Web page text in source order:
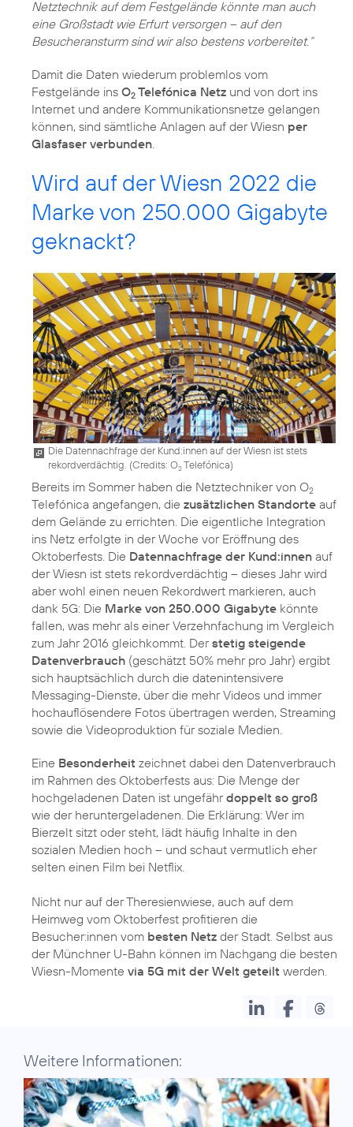
Netztechnik auf dem Festgelände könnte man auch
eine Großstadt wie Erfurt versorgen – auf den
Besucheransturm sind wir also bestens vorbereitet.“
Damit die Daten wiederum problemlos vom
Festgelände ins O2 Telefónica Netz und von dort ins
Internet und andere Kommunikationsnetze gelangen
können, sind sämtliche Anlagen auf der Wiesn per
Glasfaser verbunden
Wird auf der Wiesn 2022 die
Marke von 250.000 Gigabyte
geknackt?
Die Datennachfrage der Kund:innen auf der Wiesn ist stets
rekordverdächtig. (Credits: O2Telefónica)
Bereits im Sommer haben die Netztechniker von O2
Telefónica angefangen, die zusätzlichen Standorte auf
dem Gelände zu errichten. Die eigentliche Integration
ins Netz erfolgte in der Woche vor Eröffnung des
Oktoberfests. Die Datennachfrage der Kund:innen auf
der Wiesn ist stets rekordverdächtig – dieses Jahr wird
aber wohl einen neuen Rekordwert markieren, auch
dank 5G: Die Marke von 250.000 Gigabyte könnte
fallen, was mehr als einer Verzehnfachung im Vergleich
zum Jahr 2016 gleichkommt. Derstetig steigende
Datenverbrauch (geschätzt 50% mehr pro Jahr) ergibt
sich hauptsächlich durch die datenintensivere
Messaging-Dienste, über die mehr Videos und immer
hochauflösendere Fotos übertragen werden, Streaming
sowie die Videoproduktion für soziale Medien.
Eine Besonderheit zeichnet dabei den Datenverbrauch
im Rahmen des Oktoberfests aus: Die Menge der
hochgeladenen Daten ist ungefährdoppelt so groß
wie der heruntergeladenen. Die Erklärung: Wer im
Bierzelt sitzt oder steht, lädt häufig Inhalte in den
sozialen Medien hoch – und schaut vermutlich eher
selten einen Film bei Netflix.
Nicht nur auf der Theresienwiese, auch auf dem
Heimweg vom Oktoberfest profitieren die
Besucher:innen vom besten Netz der Stadt. Selbst aus
der Münchner U-Bahn können im Nachgang die besten
Wiesn-Momente via 5G mit der Welt geteilt werden.
Weitere Informationen: